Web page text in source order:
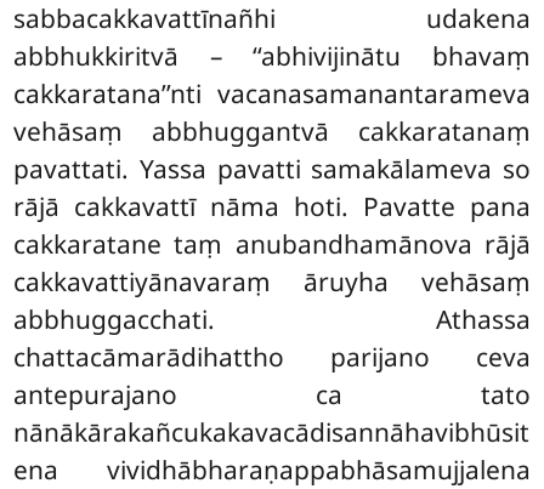
sabbacakkavattīnañhi udakena
abbhukkiritvā – ‘‘abhivijinātu bhavaṃ
cakkaratana’’nti vacanasamanantarameva
vehāsaṃ abbhuggantvā cakkaratanaṃ
pavattati. Yassa pavatti samakālameva so
rājā cakkavattī nāma hoti. Pavatte pana
cakkaratane taṃ anubandhamānova rājā
cakkavattiyānavaraṃ āruyha vehāsaṃ
abbhuggacchati. Athassa
chattacāmarādihattho parijano ceva
antepurajano ca tato
nānākārakañcukakavacādisannāhavibhūsit
ena vividhābharaṇappabhāsamujjalena